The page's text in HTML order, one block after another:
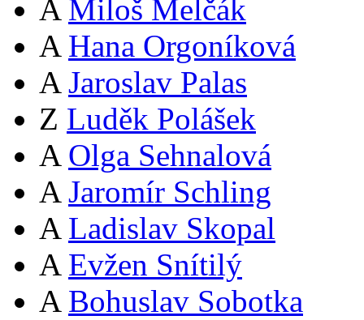
A Miloš Melčák
A Hana Orgoníková
A Jaroslav Palas
Z Luděk Polášek
A Olga Sehnalová
A Jaromír Schling
A Ladislav Skopal
A Evžen Snítilý
A Bohuslav Sobotka